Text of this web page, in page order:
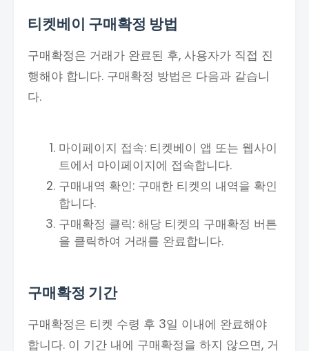
티켓베이 구매확정 방법
구매확정은 거래가 완료된 후, 사용자가 직접 진
행해야 합니다. 구매확정 방법은 다음과 같습니
다.
마이페이지 접속: 티켓베이 앱 또는 웹사이
트에서 마이페이지에 접속합니다.
구매내역 확인: 구매한 티켓의 내역을 확인
합니다.
구매확정 클릭: 해당 티켓의 구매확정 버튼
을 클릭하여 거래를 완료합니다.
구매확정 기간
구매확정은 티켓 수령 후 3일 이내에 완료해야
합니다. 이 기간 내에 구매확정을 하지 않으면, 거